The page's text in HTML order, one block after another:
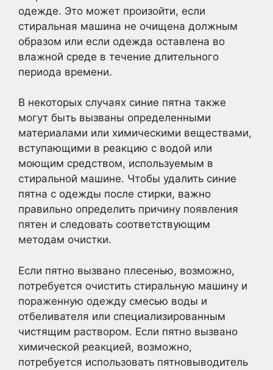
одежде. Это может произойти, если
стиральная машина не очищена должным
образом или если одежда оставлена во
влажной среде в течение длительного
периода времени.
В некоторых случаях синие пятна также
могут быть вызваны определенными
материалами или химическими веществами,
вступающими в реакцию с водой или
моющим средством, используемым в
стиральной машине. Чтобы удалить синие
пятна с одежды после стирки, важно
правильно определить причину появления
пятен и следовать соответствующим
методам очистки.
Если пятно вызвано плесенью, возможно,
потребуется очистить стиральную машину и
пораженную одежду смесью воды и
отбеливателя или специализированным
чистящим раствором. Если пятно вызвано
химической реакцией, возможно,
потребуется использовать пятновыводитель